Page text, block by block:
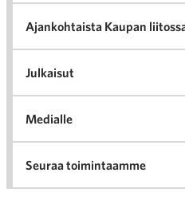
Ajankohtaista Kaupan
Julkaisut
Medialle
Seuraa toimintaamme